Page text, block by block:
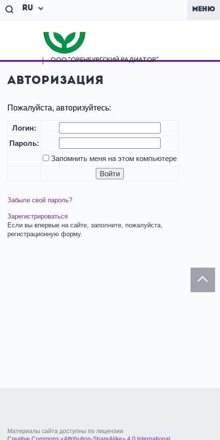
Ru МЕНЮ
ООО "ОРЕНБУРГСКИЙРАДИАТОР"
Авторизация
Пожалуйста, авторизуйтесь:
Логин:
Пароль:
Запомнить меня на этом компьютере
Забыли свой пароль?
Зарегистрироваться
Если вы впервые на сайте, заполните, пожалуйста,
регистрационную форму.
Материалы сайта доступны по лицензии